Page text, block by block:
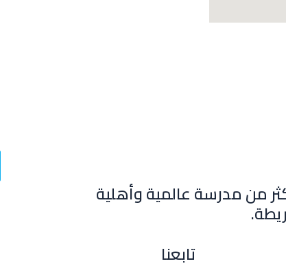
من مدرسة عالمية وأهلية
تابعنا